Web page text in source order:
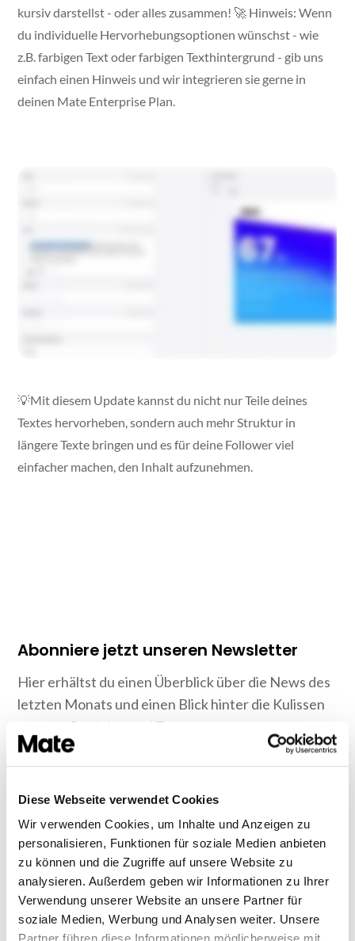
Diese Webseite verwendet Cookies
Wir verwenden Cookies, um Inhalte und Anzeigen zu
personalisieren, Funktionen für soziale Medien anbieten
zu können und die Zugriffe auf unsere Website zu
analysieren. Außerdem geben wir Informationen zu Ihrer
Verwendung unserer Website an unsere Partner für
soziale Medien, Werbung und Analysen weiter. Unsere
kursiv darstellst - oder alles zusammen! 🚀 Hinweis: Wenn
du individuelle Hervorhebungsoptionen wünschst - wie
z.B. farbigen Text oder farbigen Texthintergrund - gib uns
einfach einen Hinweis und wir integrieren sie gerne in
deinen Mate Enterprise Plan.
💡Mit diesem Update kannst du nicht nur Teile deines
Textes hervorheben, sondern auch mehr Struktur in
längere Texte bringen und es für deine Follower viel
einfacher machen, den Inhalt aufzunehmen.
Abonniere jetzt unseren Newsletter
Hier erhältst du einen Überblick über die News des
letzten Monats und einen Blick hinter die Kulissen
unseres Produkts und Teams.
Informationshaltig ohne jeglichen Spam.